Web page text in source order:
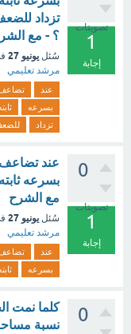
تصويتات
1
إجابة
تزداد
؟ - مع
سُئل يونيو 27
مرشد تعليمي
عند
بسرعه
تزداد
0
تصويتات
1
إجابة
عند
بسرعه
مع الشرح
سُئل يونيو 27
مرشد تعليمي
عند
بسرعه
0
كلما نمت
نسبة